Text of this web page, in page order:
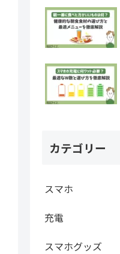
カテゴリー
スマホ
充電
スマホグッズ